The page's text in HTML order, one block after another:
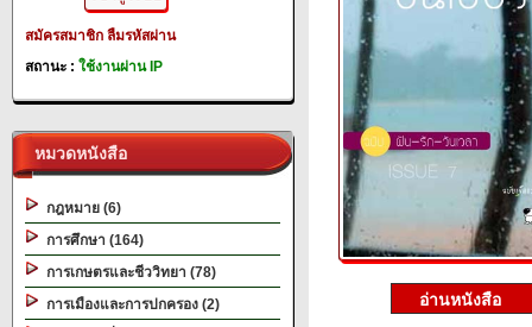
สมัครสมาชิก ลืมรหัสผ่าน
สถานะ : ใช้งานผ่าน IP
หมวดหนังสือ
กฎหมาย (6)
การศึกษา (164)
การเกษตรและชีววิทยา (78)
การเมืองและการปกครอง (2)